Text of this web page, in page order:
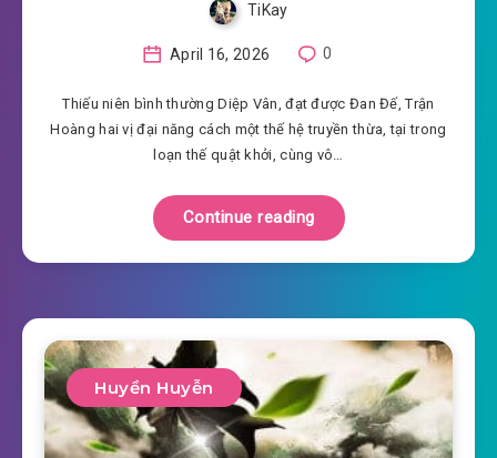
TiKay
April 16, 2026 0
Thiếu niên bình thường Diệp Vân, đạt được Đan Đế, Trận
Hoàng hai vị đại năng cách một thế hệ truyền thừa, tại trong
loạn thế quật khởi, cùng vô…
Continue reading
Huyền Huyễn